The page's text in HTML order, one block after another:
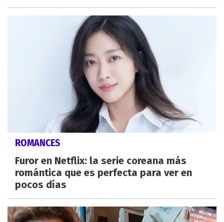
ROMANCES
Furor en Netflix: la serie coreana más
romántica que es perfecta para ver en
pocos días